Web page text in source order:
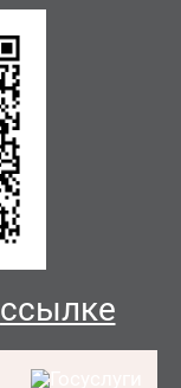
ссылке